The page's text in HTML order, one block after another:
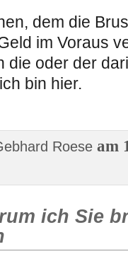
dem die
im Voraus
die oder der
bin hier.
Roese am
ich Sie